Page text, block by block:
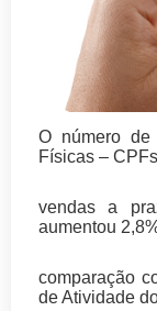
O número de
Físicas –
vendas a
aumentou
comparação
de Atividade